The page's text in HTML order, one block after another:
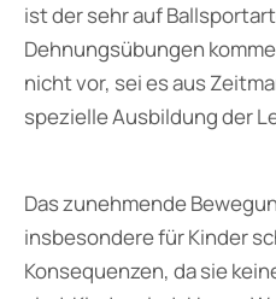
ist der sehr auf
Dehnungsübungen
nicht vor, sei es aus
spezielle Ausbildung der
Das zunehmende
insbesondere für Kinder
Konsequenzen, da sie